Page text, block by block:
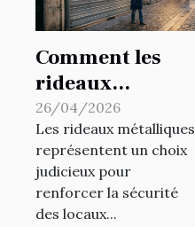
Comment les
rideaux
métalliques
renforcent-ils la
sécurité des
locaux ?
26/04/2026
Les rideaux métalliques
représentent un choix
judicieux pour
renforcer la sécurité
des locaux...